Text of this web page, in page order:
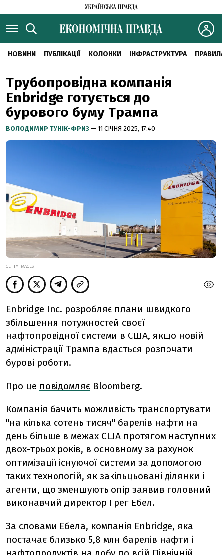
НОВИНИ ПУБЛІКАЦІЇ КОЛОНКИ ІНФРАСТРУКТУРА
Трубопровідна компанія
Enbridge готується до
бурового буму Трампа
ВОЛОДИМИР ТУНІК-ФРИЗ — 11 СІЧНЯ 2025, 17:40
GETTY IMAGES
Enbridge Inc. розробляє плани швидкого
збільшення потужностей своєї
нафтопровідної системи в США, якщо новій
адміністрації Трампа вдасться розпочати
бурові роботи.
Про це повідомляє Bloomberg.
Компанія бачить можливість транспортувати
"на кілька сотень тисяч" барелів нафти на
день більше в межах США протягом наступних
двох-трьох років, в основному за рахунок
оптимізації існуючої системи за допомогою
таких технологій, як закільцьовані ділянки і
агенти, що зменшують опір заявив головний
виконавчий директор Грег Ебел.
За словами Ебела, компанія Enbridge, яка
постачає близько 5,8 млн барелів нафти і
нафтопродуктів на добу по всій Північній